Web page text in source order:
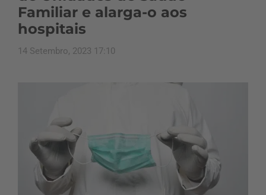
Familiar e alarga-o aos
hospitais
14 Setembro, 2023 17:10